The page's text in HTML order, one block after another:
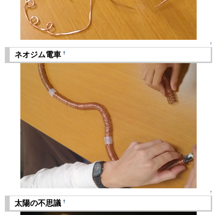
↑
ネオジム電車 †
↑
太陽の不思議 †